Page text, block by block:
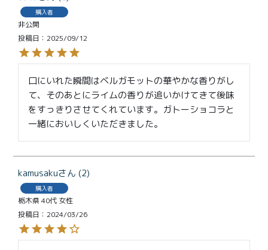
購入者
非公開
投稿日
2025/09/12
口にいれた瞬間はベルガモットの華やかな香りがし
て、そのあとにライムの香りが追いかけてきて後味
をすっきりさせてくれています。ガトーショコラと
一緒においしくいただきました。
kamusaku 2
購入者
栃木県40代 女性
投稿日
2024/03/26